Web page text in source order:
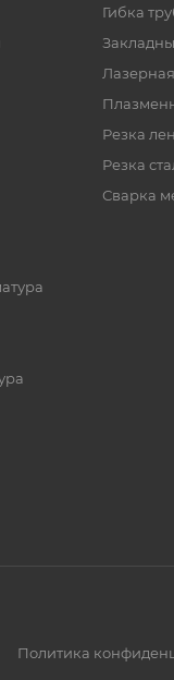
Гибка
Резка
Резка
Сварка
Политика